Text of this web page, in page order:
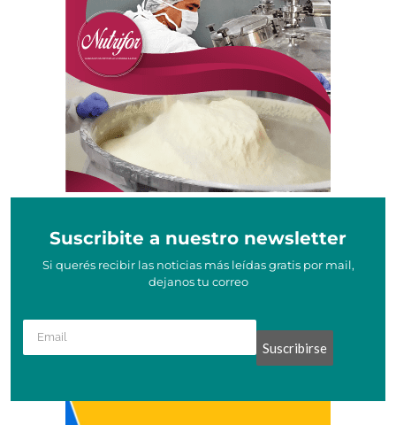
Suscribite a nuestro newsletter
Si querés recibir las noticias más leídas gratis por mail,
dejanos tu correo
Suscribirse